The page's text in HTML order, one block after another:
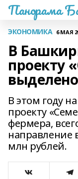
Панорама
ЭКОНОМИКА 6 МАЯ
В
проекту
В этом году
проекту
фермера,
направление
млн рублей.